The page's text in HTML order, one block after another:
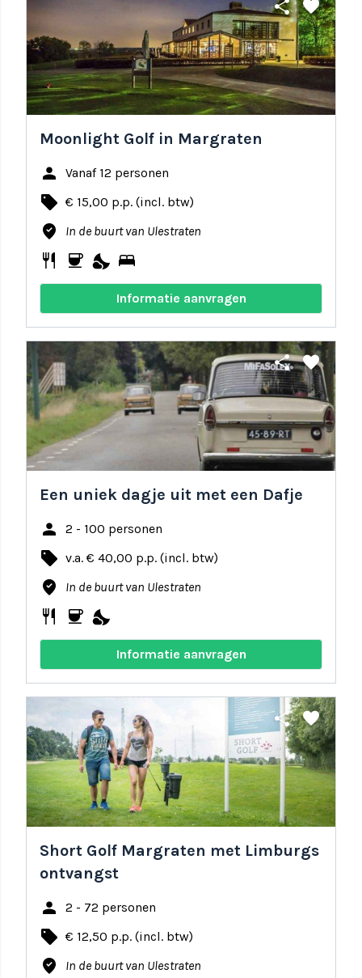
share favorite
Moonlight Golf in Margraten
person Vanaf 12 personen
local_offer € 15,00 p.p. (incl. btw)
where_to_vote In de buurt van Ulestraten
restaurant coffee nights_stay bed
Informatie aanvragen
share favorite
Een uniek dagje uit met een Dafje
person 2 - 100 personen
local_offer v.a. € 40,00 p.p. (incl. btw)
where_to_vote In de buurt van Ulestraten
restaurant coffee nights_stay
Informatie aanvragen
share favorite
Short Golf Margraten met Limburgs
ontvangst
person 2 - 72 personen
local_offer € 12,50 p.p. (incl. btw)
where_to_vote In de buurt van Ulestraten